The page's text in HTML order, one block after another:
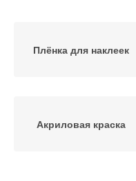
Плёнка для наклеек
Акриловая краска